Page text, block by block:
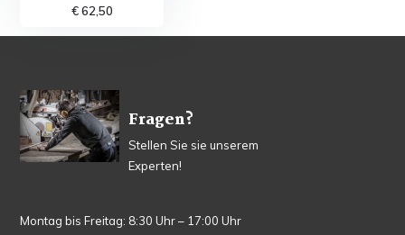
€ 62,50
Fragen?
Stellen Sie sie unserem
Experten!
Montag bis Freitag: 8:30 Uhr – 17:00 Uhr